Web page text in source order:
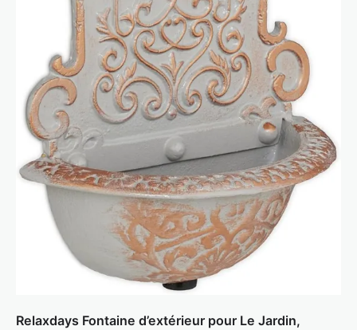
Relaxdays Fontaine d’extérieur pour Le Jardin,